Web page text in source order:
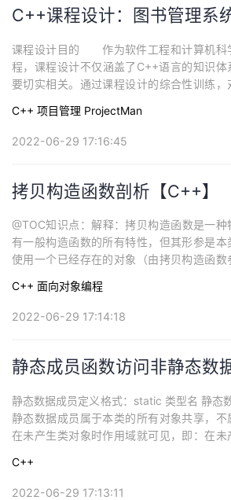
C++课程设计：图书管理系
课程设计目的 作为软件工程和计算机科
程，课程设计不仅涵盖了C++语言的知识体
要切实相关。通过课程设计的综合性训练
程习惯。 图书管理系统需求分析 某高校
现需设计一简易图书管理系统，实现新书
C++ 项目管理 ProjectMan
2022-06-29 17:16:45
拷贝构造函数剖析【C++】
@TOC知识点：解释：拷贝构造函数是一
有一般构造函数的所有特性，但其形参是本
使用一个已经存在的对象（由拷贝构造函
况：用一个对象去初始化同类的另一个对象
象，调用函数时形参与实参的结合；函数
C++ 面向对象编程
2022-06-29 17:14:18
静态成员函数访问非静态数
静态数据成员定义格式：static 类型名 静态
静态数据成员属于本类的所有对象共享，
在未产生类对象时作用域就可见，即：在
详解：静态数据成员必须在类外初始化，不
造函数中，如果可以，则每次建立对象，都
C++
2022-06-29 17:13:11